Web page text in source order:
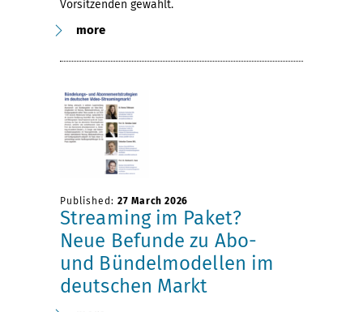
Vorsitzenden gewählt.
more
Published: 27 March 2026
Streaming im Paket?
Neue Befunde zu Abo-
und Bündelmodellen im
deutschen Markt